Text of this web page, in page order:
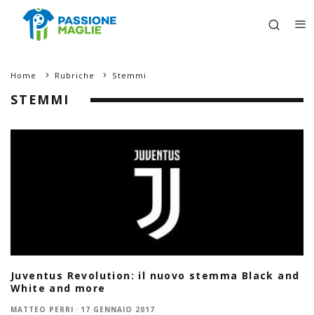
Home Rubriche Stemmi
STEMMI
Juventus Revolution: il nuovo stemma Black and
White and more
MATTEO PERRI · 17 GENNAIO 2017